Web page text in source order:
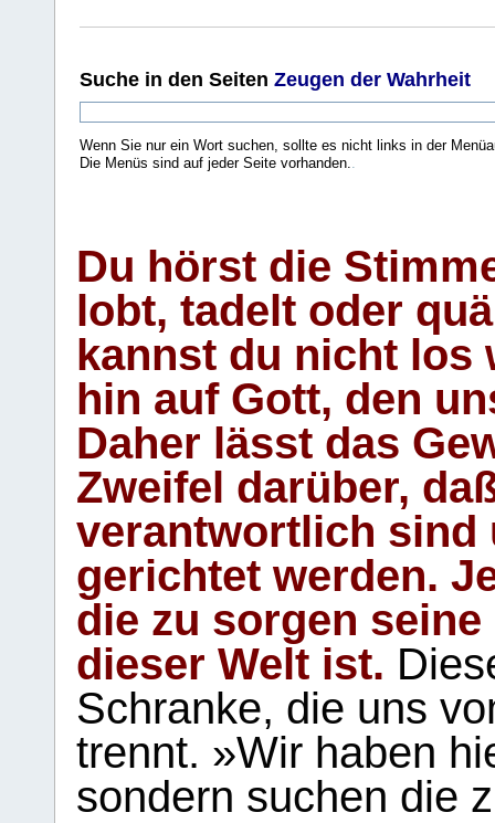
Suche in den Seiten Zeugen der Wahrheit
Wenn Sie nur ein Wort suchen, sollte es nicht links in der
Die Menüs sind auf jeder Seite vorhanden..
Du hörst die
lobt, tadelt oder
kannst du nicht los
hin auf Gott, den
Daher lässt das
Zweifel darüber,
verantwortlich sind
gerichtet werden.
die zu sorgen
dieser Welt ist.
Schranke, die uns
trennt. »Wir haben
sondern suchen die